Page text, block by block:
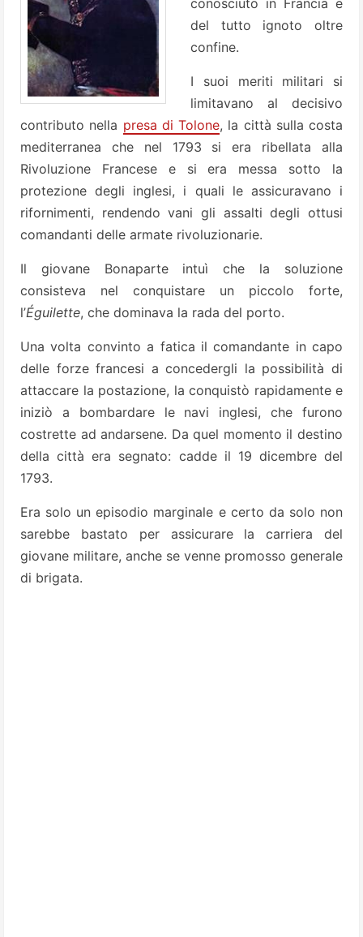
conosciuto in Francia e
del tutto ignoto oltre
confine.
I suoi meriti militari si
limitavano al decisivo
contributo nella presa di Tolone, la città sulla costa
mediterranea che nel 1793 si era ribellata alla
Rivoluzione Francese e si era messa sotto la
protezione degli inglesi, i quali le assicuravano i
rifornimenti, rendendo vani gli assalti degli ottusi
comandanti delle armate rivoluzionarie.
Il giovane Bonaparte intuì che la soluzione
consisteva nel conquistare un piccolo forte,
l’Éguilette, che dominava la rada del porto.
Una volta convinto a fatica il comandante in capo
delle forze francesi a concedergli la possibilità di
attaccare la postazione, la conquistò rapidamente e
iniziò a bombardare le navi inglesi, che furono
costrette ad andarsene. Da quel momento il destino
della città era segnato: cadde il 19 dicembre del
1793.
Era solo un episodio marginale e certo da solo non
sarebbe bastato per assicurare la carriera del
giovane militare, anche se venne promosso generale
di brigata.